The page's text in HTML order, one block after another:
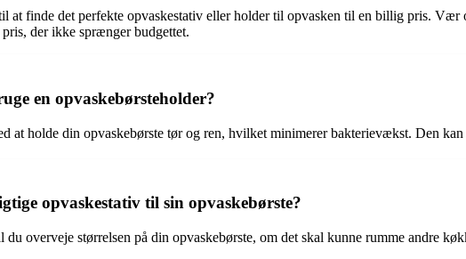
at finde det perfekte opvaskestativ eller holder til opvasken til en billig pris.
der ikke sprænger budgettet.
en opvaskebørsteholder?
at holde din opvaskebørste tør og ren, hvilket minimerer bakterievækst. Den
opvaskestativ til sin opvaskebørste?
overveje størrelsen på din opvaskebørste, om det skal kunne rumme andre